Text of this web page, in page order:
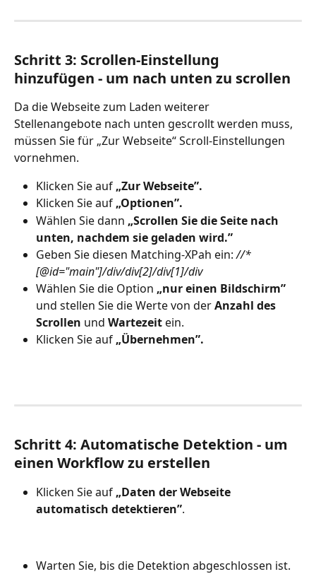
Schritt 3: Scrollen-Einstellung
hinzufügen - um nach unten zu scrollen
Da die Webseite zum Laden weiterer
Stellenangebote nach unten gescrollt werden muss,
müssen Sie für „Zur Webseite“ Scroll-Einstellungen
vornehmen.
Klicken Sie auf „Zur Webseite”.
Klicken Sie auf „Optionen”.
Wählen Sie dann „Scrollen Sie die Seite nach
unten, nachdem sie geladen wird.”
Geben Sie diesen Matching-XPah ein: //*
[@id="main"]/div/div[2]/div[1]/div
Wählen Sie die Option „nur einen Bildschirm”
und stellen Sie die Werte von der Anzahl des
Scrollen und Wartezeit ein.
Klicken Sie auf „Übernehmen”.
Schritt 4: Automatische Detektion - um
einen Workflow zu erstellen
Klicken Sie auf „Daten der Webseite
automatisch detektieren”.
Warten Sie, bis die Detektion abgeschlossen ist.